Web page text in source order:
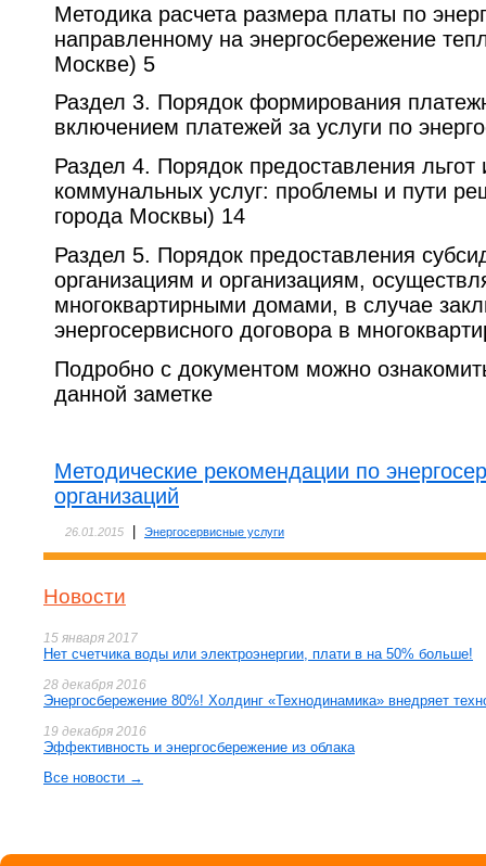
Методика расчета размера платы по
направленному на энергосбережение
Москве) 5
Раздел 3. Порядок формирования
включением платежей за услуги по
Раздел 4. Порядок предоставления льгот
коммунальных услуг: проблемы и пути
города Москвы) 14
Раздел 5. Порядок предоставления
организациям и организациям,
многоквартирными домами, в случае
энергосервисного договора в
Подробно с документом можно
данной заметке
Методические рекомендации по
организаций
26.01.2015 Энергосервисные услуги
Новости
15 января 2017
Нет счетчика воды или электроэнергии, плати в на 50% больше!
28 декабря 2016
Энергосбережение 80%! Холдинг «Технодинамика» внедряет
19 декабря 2016
Эффективность и энергосбережение из облака
Все новости →